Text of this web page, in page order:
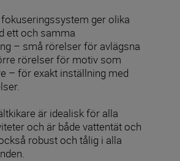
ger olika
ett och samma
– små rörelser för avlägsna
rörelser för motiv som
– för exakt inställning med
är idealisk för alla
och är både vattentät och
robust och tålig i alla